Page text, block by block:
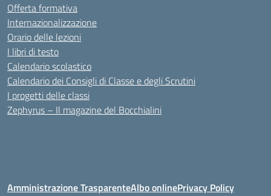
Offerta formativa
Internazionalizzazione
Orario delle lezioni
I libri di testo
Calendario scolastico
Calendario dei Consigli di Classe e degli Scrutini
I progetti delle classi
Zephyrus – Il magazine del Bocchialini
Amministrazione TrasparenteAlbo onlinePrivacy Policy